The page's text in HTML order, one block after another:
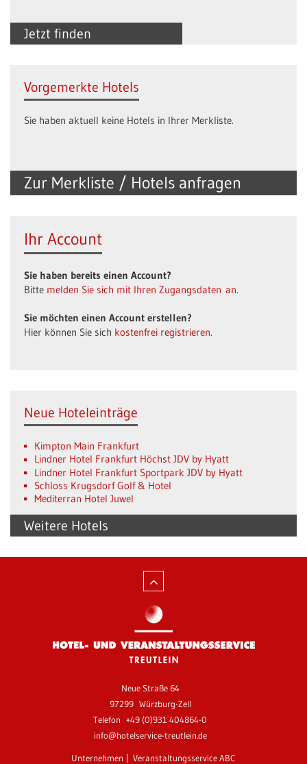
Jetzt finden
Zur Merkliste / Hotels anfragen
Vorgemerkte Hotels
Sie haben aktuell keine Hotels in Ihrer Merkliste.
Ihr Account
Sie haben bereits einen Account?
Bitte melden Sie sich mit Ihren Zugangsdaten an.
Sie möchten einen Account erstellen?
Hier können Sie sich kostenfrei registrieren.
Weitere Hotels
Neue Hoteleinträge
Kimpton Main Frankfurt
Lindner Hotel Frankfurt Höchst JDV by Hyatt
Lindner Hotel Frankfurt Sportpark JDV by Hyatt
Schloss Krugsdorf Golf & Hotel
Mediterran Hotel Juwel
Neue Straße 64
97299 Würzburg-Zell
Telefon +49 (0)931 404864-0
info@hotelservice-treutlein.de
Unternehmen Veranstaltungsservice ABC